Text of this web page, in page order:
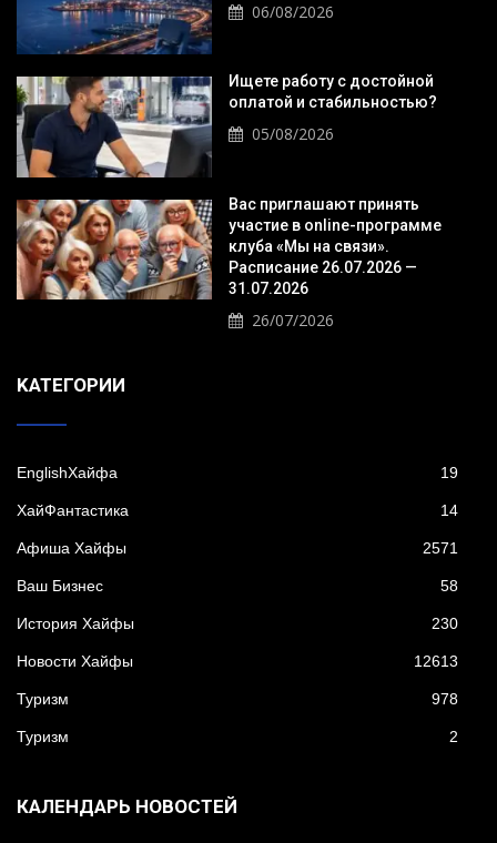
06/08/2026
Ищете работу с достойной
оплатой и стабильностью?
05/08/2026
Вас приглашают принять
участие в online-программе
клуба «Мы на связи».
Расписание 26.07.2026 —
31.07.2026
26/07/2026
KАТЕГОРИИ
EnglishХайфа 19
XайФантастика 14
Афиша Хайфы 2571
Ваш Бизнес 58
История Хайфы 230
Новости Хайфы 12613
Туризм 978
Туризм 2
КАЛЕНДАРЬ НОВОСТЕЙ